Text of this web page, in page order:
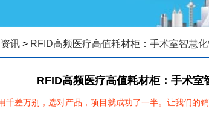
讯 > RFID高频医疗高值耗材柜：手术室智慧
RFID高频医疗高值耗材柜：手术室
千差万别，选对产品，项目就成功了一半。让我们的